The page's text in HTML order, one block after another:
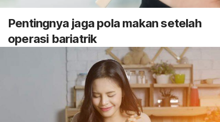
Pentingnya jaga pola makan setelah
operasi bariatrik